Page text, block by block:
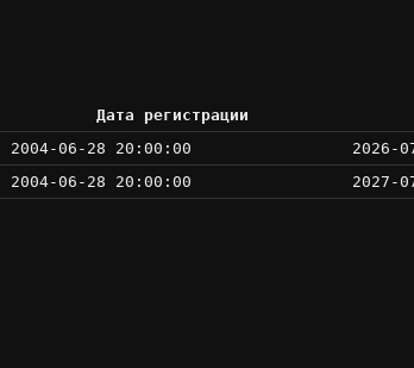
Дата регистрации
2004-06-28 20:00:00
2026-
2004-06-28 20:00:00 2027-